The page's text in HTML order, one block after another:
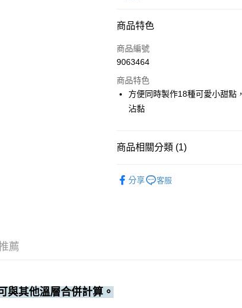
運送方式
• 付款後全家取貨
每筆NT$60，滿NT$699(含以上)
• 付款後7-11取貨
(請點開選項勾選)
商品特色
商品編號
9063464
商品特色
方便同時製作18種可愛小甜點
沾黏
商品相關分類 (1)
分享
客服
薦
與其他溫層合併計算。